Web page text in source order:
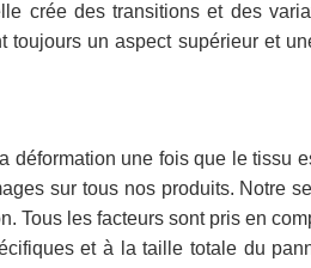
crée des transitions et des
toujours un aspect supérieur et
déformation une fois que le tissu
sur tous nos produits. Notre
Tous les facteurs sont pris en
et à la taille totale du